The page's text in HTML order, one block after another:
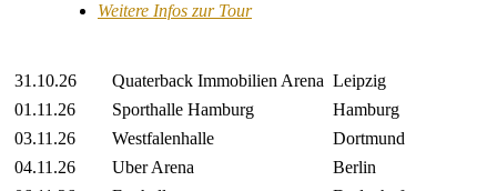
Weitere Infos zur Tour
31.10.26 Quaterback Immobilien Arena Leipzig
01.11.26
Sporthalle Hamburg
Hamburg
03.11.26
Westfalenhalle
Dortmund
04.11.26
Uber Arena
Berlin